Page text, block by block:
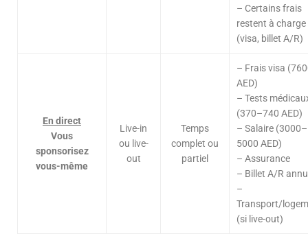
– Certains frais
restent à charge
(visa, billet A/R)
En direct
Vous
sponsorisez
vous-même
Live-in
ou live-
out
Temps
complet ou
partiel
– Frais visa
AED)
– Tests
(370–740 AED)
– Salaire (3000–
5000 AED)
– Assurance
– Billet A/R
–
Transport/
(si live-out)